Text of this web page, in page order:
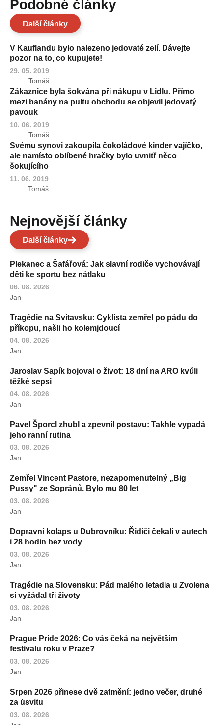
Podobné články
Další články
V Kauflandu bylo nalezeno jedovaté zelí. Dávejte
pozor na to, co kupujete!
29. 05. 2019
Tomáš
Zákaznice byla šokvána při nákupu v Lidlu. Přímo
mezi banány na pultu obchodu se objevil jedovatý
pavouk
10. 06. 2019
Tomáš
Svému synovi zakoupila čokoládové kinder vajíčko,
ale namísto oblíbené hračky bylo uvnitř něco
šokujícího
11. 06. 2019
Tomáš
Nejnovější články
Další články
Plekanec a Šafářová: Jak slavní rodiče vychovávají
děti ke sportu bez nátlaku
06. 08. 2026
Jan
Tragédie na Svitavsku: Cyklista zemřel po pádu do
příkopu, našli ho kolemjdoucí
04. 08. 2026
Jan
Jaroslav Sapík bojoval o život: 18 dní na ARO kvůli
těžké sepsi
04. 08. 2026
Jan
Pavel Šporcl zhubl a zpevnil postavu: Takhle vypadá
jeho ranní rutina
03. 08. 2026
Jan
Zemřel Vincent Pastore, nezapomenutelný „Big
Pussy" ze Sopránů. Bylo mu 80 let
03. 08. 2026
Jan
Dopravní kolaps u Dubrovníku: Řidiči čekali v autech
i 28 hodin bez vody
03. 08. 2026
Jan
Tragédie na Slovensku: Pád malého letadla u Zvolena
si vyžádal tři životy
03. 08. 2026
Jan
Prague Pride 2026: Co vás čeká na největším
festivalu roku v Praze?
03. 08. 2026
Jan
Srpen 2026 přinese dvě zatmění: jedno večer, druhé
za úsvitu
03. 08. 2026